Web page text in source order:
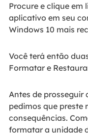
Procure e clique em
aplicativo em seu
Windows 10 mais
Você terá então
Formatar e
Antes de prosseguir
pedimos que preste
consequências.
formatar a unidade